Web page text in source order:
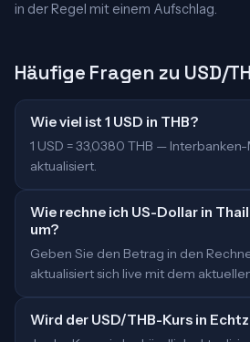
in der Regel mit einem Aufschlag.
Häufige Fragen zu USD/
Wie viel ist 1 USD in THB?
1 USD = 33,0380 THB —
aktualisiert.
Wie rechne ich US-Dollar in
um?
Geben Sie den Betrag in den
aktualisiert sich live mit dem
Wird der USD/THB-Kurs in